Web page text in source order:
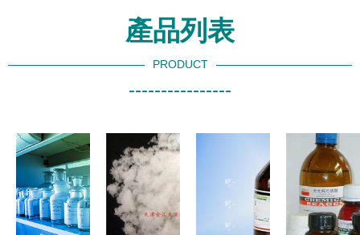
產品列表
PRODUCT
----------------